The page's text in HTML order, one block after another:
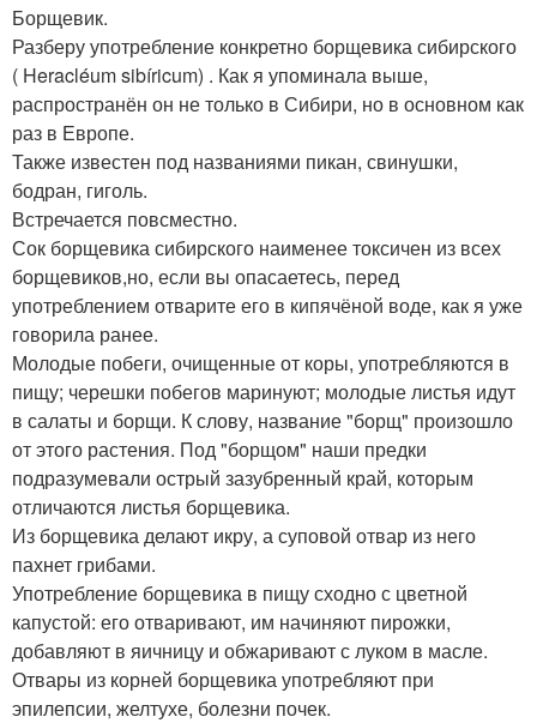
Борщевик.
Разберу употребление конкретно борщевика сибирского
( Heracléum sibíricum) . Как я упоминала выше,
распространён он не только в Сибири, но в основном как
раз в Европе.
Также известен под названиями пикан, свинушки,
бодран, гиголь.
Встречается повсместно.
Сок борщевика сибирского наименее токсичен из всех
борщевиков,но, если вы опасаетесь, перед
употреблением отварите его в кипячёной воде, как я уже
говорила ранее.
Молодые побеги, очищенные от коры, употребляются в
пищу; черешки побегов маринуют; молодые листья идут
в салаты и борщи. К слову, название "борщ" произошло
от этого растения. Под "борщом" наши предки
подразумевали острый зазубренный край, которым
отличаются листья борщевика.
Из борщевика делают икру, а суповой отвар из него
пахнет грибами.
Употребление борщевика в пищу сходно с цветной
капустой: его отваривают, им начиняют пирожки,
добавляют в яичницу и обжаривают с луком в масле.
Отвары из корней борщевика употребляют при
эпилепсии, желтухе, болезни почек.